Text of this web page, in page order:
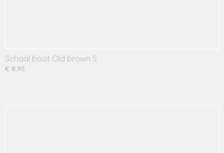
Schaal boot Old brown S
€ 8,95